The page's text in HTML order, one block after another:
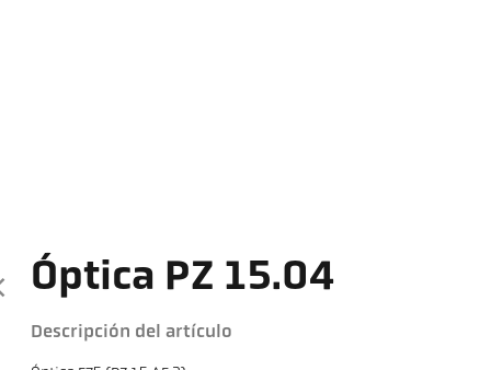
Óptica PZ 15.04
Descripción del artículo